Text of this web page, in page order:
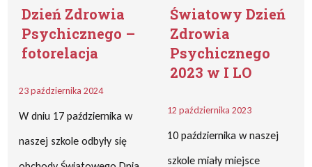
Dzień Zdrowia
Psychicznego –
fotorelacja
23 października 2024
W dniu 17 października w
naszej szkole odbyły się
Światowy Dzień
Zdrowia
Psychicznego
2023 w I LO
12 października 2023
10 października w naszej
szkole miały miejsce